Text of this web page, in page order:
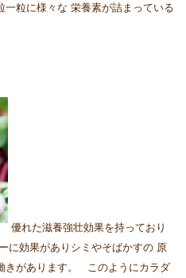
一粒に様々な 栄養素が詰まっている
優れた滋養強壮効果を持っており
に効果がありシミやそばかすの 原
きがあります。 このようにカラダ